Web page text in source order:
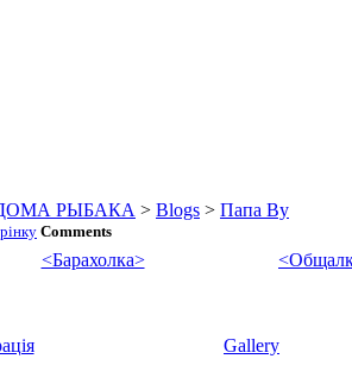
РЫБАКА > Blogs > Папа Ву
Comments
<Барахолка>
Gallery